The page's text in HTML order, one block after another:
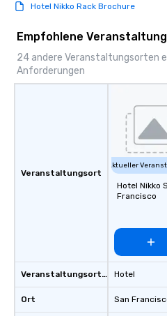
Hotel Nikko Rack Brochure
Empfohlene
24 andere Veranstaltungsorten
Anforderungen
Veranstaltungsort
Veranstaltungsortstyp
Ort
Aktueller
Hotel Nikko
Francisco
Hotel
San